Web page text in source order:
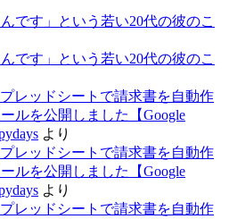
です」という若い20代の彼のこ
です」という若い20代の彼のこ
プレッドシートで請求書を自動作
ルを公開しました【Google
より
プレッドシートで請求書を自動作
ルを公開しました【Google
より
プレッドシートで請求書を自動作